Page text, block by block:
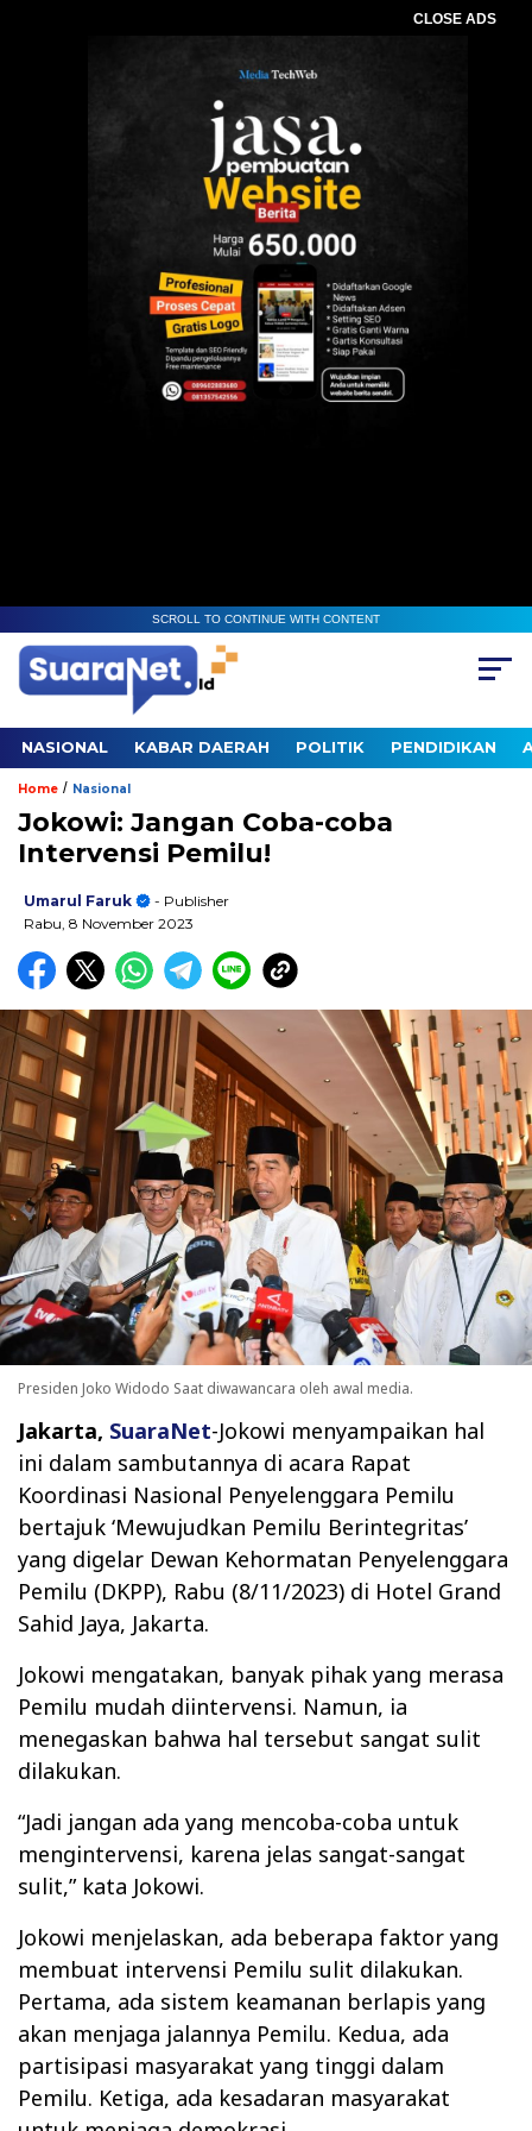
CLOSE ADS
SCROLL TO CONTINUE WITH CONTENT
NASIONAL KABAR DAERAH POLITIK PENDIDIKAN
Home / Nasional
Jokowi: Jangan Coba-coba
Intervensi Pemilu!
Umarul Faruk
- Publisher
Rabu, 8 November 2023
Presiden Joko Widodo Saat diwawancara oleh awal media.
Jakarta, SuaraNet-Jokowi menyampaikan hal
ini dalam sambutannya di acara Rapat
Koordinasi Nasional Penyelenggara Pemilu
bertajuk ‘Mewujudkan Pemilu Berintegritas’
yang digelar Dewan Kehormatan Penyelenggara
Pemilu (DKPP), Rabu (8/11/2023) di Hotel Grand
Sahid Jaya, Jakarta.
Jokowi mengatakan, banyak pihak yang merasa
Pemilu mudah diintervensi. Namun, ia
menegaskan bahwa hal tersebut sangat sulit
dilakukan.
“Jadi jangan ada yang mencoba-coba untuk
mengintervensi, karena jelas sangat-sangat
sulit,” kata Jokowi.
Jokowi menjelaskan, ada beberapa faktor yang
membuat intervensi Pemilu sulit dilakukan.
Pertama, ada sistem keamanan berlapis yang
akan menjaga jalannya Pemilu. Kedua, ada
partisipasi masyarakat yang tinggi dalam
Pemilu. Ketiga, ada kesadaran masyarakat